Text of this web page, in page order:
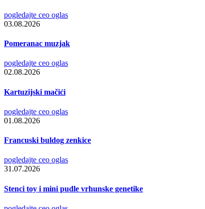
pogledajte ceo oglas
03.08.2026
Pomeranac muzjak
pogledajte ceo oglas
02.08.2026
Kartuzijski mačići
pogledajte ceo oglas
01.08.2026
Francuski buldog zenkice
pogledajte ceo oglas
31.07.2026
Stenci toy i mini pudle vrhunske genetike